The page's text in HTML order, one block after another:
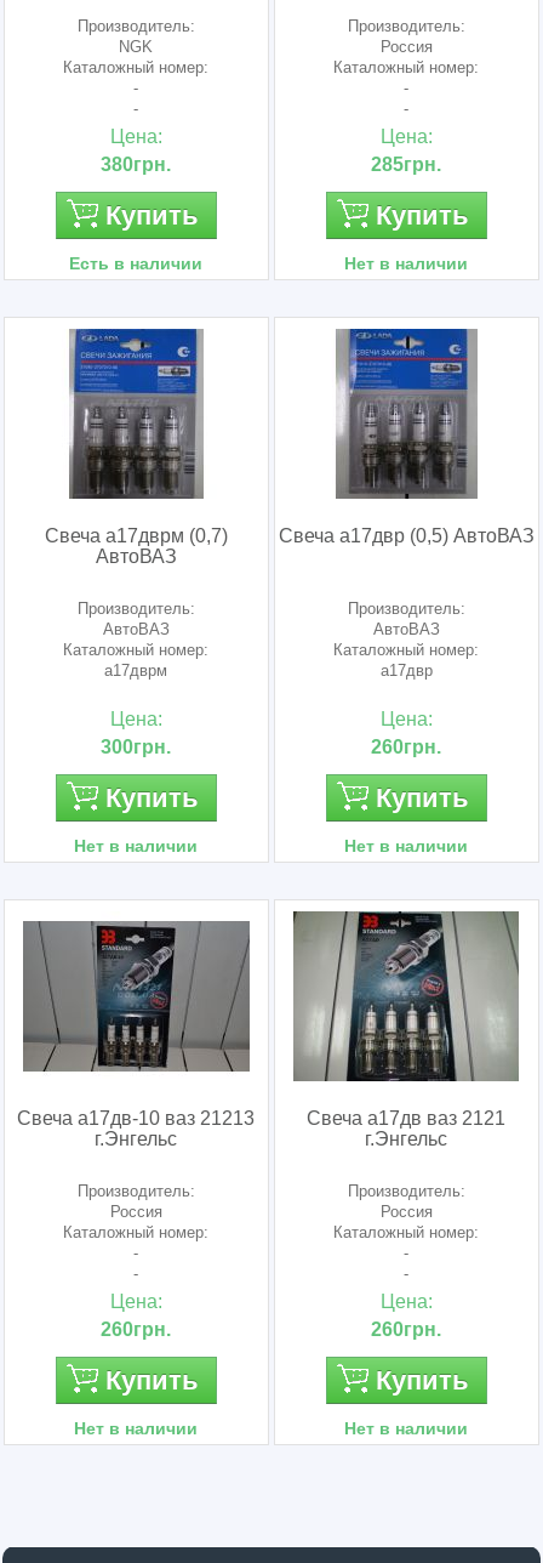
Производитель:
NGK
Каталожный номер:
-
-
Цена:
380грн.
Купить
Есть в наличии
Производитель:
Россия
Каталожный номер:
-
-
Цена:
285грн.
Купить
Нет в наличии
Свеча а17дврм (0,7)
АвтоВАЗ
Производитель:
АвтоВАЗ
Каталожный номер:
а17дврм
Цена:
300грн.
Купить
Нет в наличии
Свеча а17двр (0,5) АвтоВАЗ
Производитель:
АвтоВАЗ
Каталожный номер:
а17двр
Цена:
260грн.
Купить
Нет в наличии
Свеча а17дв-10 ваз 21213
г.Энгельс
Производитель:
Россия
Каталожный номер:
-
-
Цена:
260грн.
Купить
Нет в наличии
Свеча а17дв ваз 2121
г.Энгельс
Производитель:
Россия
Каталожный номер:
-
-
Цена:
260грн.
Купить
Нет в наличии